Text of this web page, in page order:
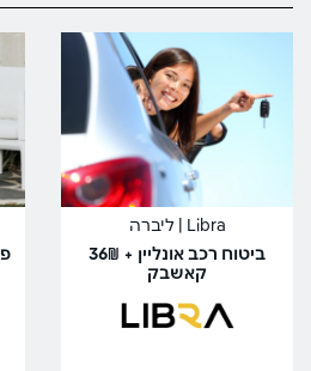
Libra | ליברה
ביטוח רכב אונליין + 36₪
קאשבק